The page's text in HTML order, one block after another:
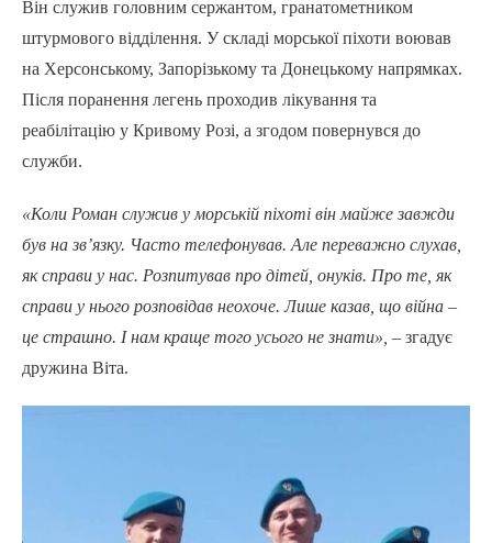
Він служив головним сержантом, гранатометником
штурмового відділення. У складі морської піхоти воював
на Херсонському, Запорізькому та Донецькому напрямках.
Після поранення легень проходив лікування та
реабілітацію у Кривому Розі, а згодом повернувся до
служби.
«Коли Роман служив у морській піхоті він майже завжди
був на зв’язку. Часто телефонував. Але переважно слухав,
як справи у нас. Розпитував про дітей, онуків. Про те, як
справи у нього розповідав неохоче. Лише казав, що війна –
це страшно. І нам краще того усього не знати», – згадує
дружина Віта.